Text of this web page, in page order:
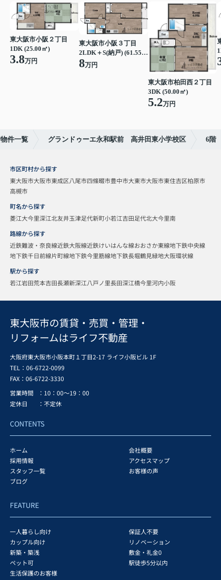
東大阪市小阪２丁目
1DK (25.00㎡)
3.8万円
東大阪市小阪３丁目
2LDK＋S(納戸) (61.55㎡)
8万円
東大阪市柏田西２丁目
3DK (50.00㎡)
5.2万円
件一覧 グランドゥーエ永和駅前 高井田東小学校区 6階
市区町村から探す
東大阪市大阪市東成区八尾市四條畷市豊中市大東市大阪市東住吉区柏原市
高槻市
町名から探す
菱江大今里深江北友井玉津足代新町小若江吉田足代北大今里南
路線から探す
近鉄難波・奈良線近鉄大阪線近鉄けいはんな線おおさか東線地下鉄中央線
地下鉄千日前線片町線地下鉄今里筋線地下鉄長堀鶴見緑地大阪環状線
駅から探す
若江岩田荒本吉田長瀬新深江八戸ノ里長田深江橋今里河内小阪
東大阪市の賃貸・売買・管理・
リフォームはライフ不動産
大阪府東大阪市小阪本町１丁目2-17 ライフ小阪ビル 1F
TEL：06-6722-0099
FAX： 06-6722-3330
営業時間
：10：00～19：00
定休日
：不定休
CONTENTS
ホーム
会社概要
採用情報
アクセスマップ
スタッフ一覧
お客様の声
ブログ
FEATURE
一人暮らし向け
保証人不要
カップル向け
リノベーション
新築・築浅
敷金・礼金0
ペット可
駅徒歩5分以内
生活保護のお客様